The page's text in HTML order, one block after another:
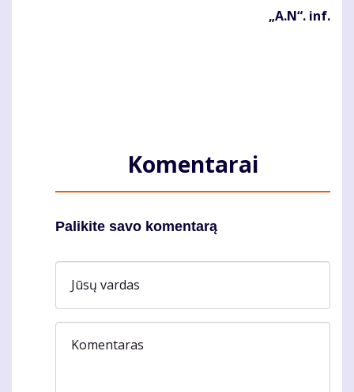
„A.N“. inf.
Komentarai
Palikite savo komentarą
Jūsų vardas
Komentaras